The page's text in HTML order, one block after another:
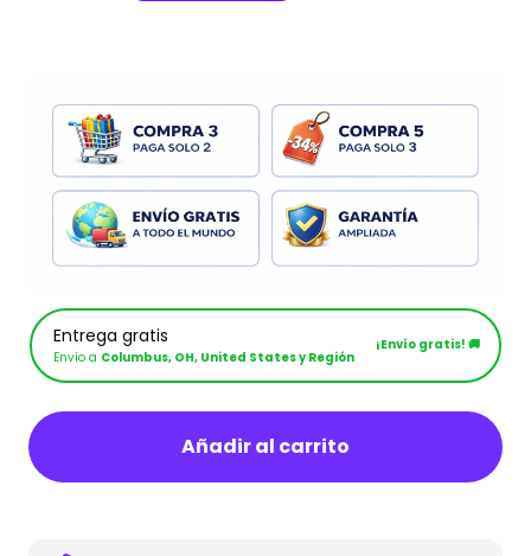
Entrega gratis
Envío a Columbus, OH, United States y Región
¡Envío gratis! 🚚
Añadir al carrito